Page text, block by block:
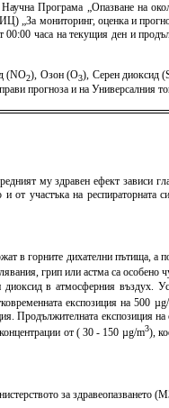
Програма „Опазване на
мониторинг, оценка и
часа на текущия ден и
(NO2), Озон (O3), Серен диоксид
прогноза и на
му здравен ефект зависи
участъка на респираторната
в горните дихателни пътища,
грип или астма са
в атмосферния въздух.
експозиция на 500
Продължителната експозиция
от ( 30 - 150 µg/m3),
за